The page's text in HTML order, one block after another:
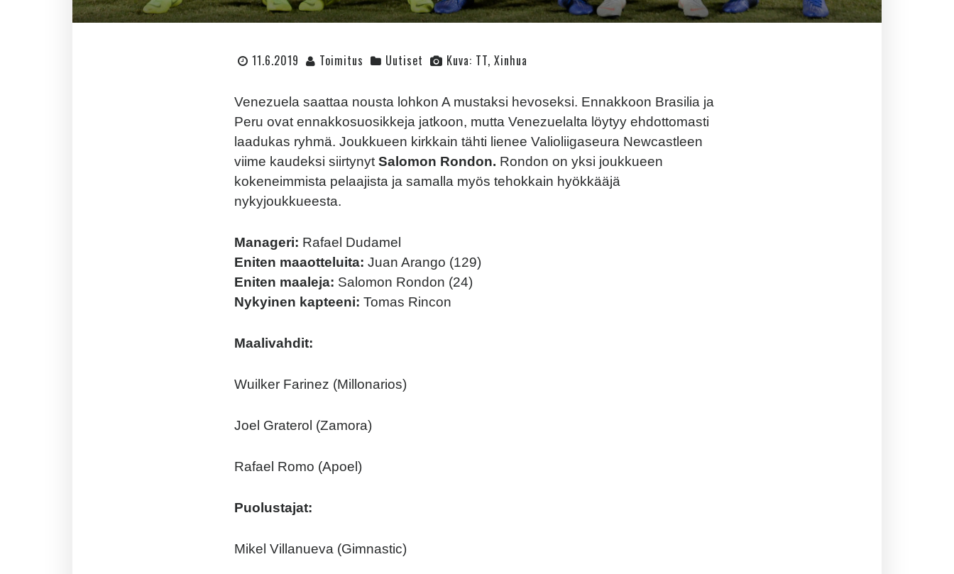
11.6.2019 Toimitus Uutiset Kuva: TT, Xinhua
Venezuela saattaa nousta lohkon A mustaksi hevoseksi. Ennakkoon Brasilia ja
Peru ovat ennakkosuosikkeja jatkoon, mutta Venezuelalta löytyy ehdottomasti
laadukas ryhmä. Joukkueen kirkkain tähti lienee Valioliigaseura Newcastleen
viime kaudeksi siirtynyt Salomon Rondon. Rondon on yksi joukkueen
kokeneimmista pelaajista ja samalla myös tehokkain hyökkääjä
nykyjoukkueesta.
Manageri: Rafael Dudamel
Eniten maaotteluita: Juan Arango (129)
Eniten maaleja: Salomon Rondon (24)
Nykyinen kapteeni: Tomas Rincon
Maalivahdit:
Wuilker Farinez (Millonarios)
Joel Graterol (Zamora)
Rafael Romo (Apoel)
Puolustajat:
Mikel Villanueva (Gimnastic)